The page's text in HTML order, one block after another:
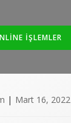
IŞLEMLER
| Mart 16, 2022